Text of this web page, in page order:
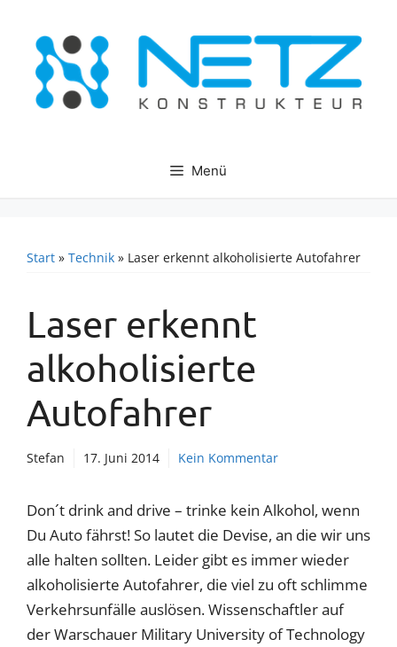
Inhalt
springen
Menü
Start » Technik » Laser erkennt alkoholisierte Autofahrer
Laser erkennt
alkoholisierte
Autofahrer
Stefan 17. Juni 2014 Kein Kommentar
Don´t drink and drive – trinke kein Alkohol, wenn
Du Auto fährst! So lautet die Devise, an die wir uns
alle halten sollten. Leider gibt es immer wieder
alkoholisierte Autofahrer, die viel zu oft schlimme
Verkehrsunfälle auslösen. Wissenschaftler auf
der Warschauer Military University of Technology